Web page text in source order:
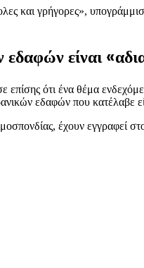
και γρήγορες»,
είναι
ότι ένα θέμα
εδαφών που κατέλαβε
έχουν εγγραφεί